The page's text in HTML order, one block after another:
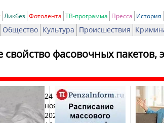
Ликбез Фотолента ТВ-программа Пресса История
Общество Культура Происшествия
свойство фасовочных
24
ноября
2025,